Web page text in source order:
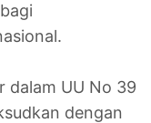
dalam UU No 39
dengan